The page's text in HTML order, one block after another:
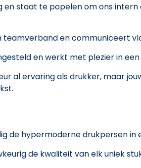
en staat te popelen om ons
teamverband en communiceert
en werkt met plezier in
al ervaring als drukker, maar
de hypermoderne drukpersen in
de kwaliteit van elk uniek